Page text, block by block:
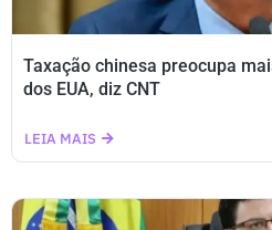
Taxação chinesa preocupa
dos EUA, diz CNT
LEIA MAIS